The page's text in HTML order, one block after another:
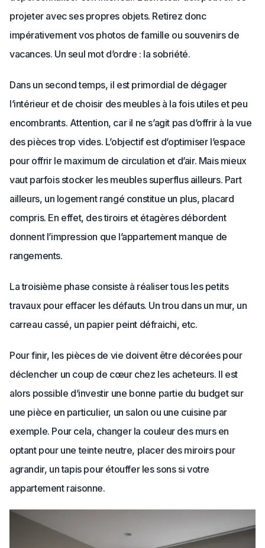
projeter avec ses propres objets. Retirez donc
impérativement vos photos de famille ou souvenirs de
vacances. Un seul mot d’ordre : la sobriété.
Dans un second temps, il est primordial de dégager
l’intérieur et de choisir des meubles à la fois utiles et peu
encombrants. Attention, car il ne s’agit pas d’offrir à la vue
des pièces trop vides. L’objectif est d’optimiser l’espace
pour offrir le maximum de circulation et d’air. Mais mieux
vaut parfois stocker les meubles superflus ailleurs. Part
ailleurs, un logement rangé constitue un plus, placard
compris. En effet, des tiroirs et étagères débordent
donnent l’impression que l’appartement manque de
rangements.
La troisième phase consiste à réaliser tous les petits
travaux pour effacer les défauts. Un trou dans un mur, un
carreau cassé, un papier peint défraichi, etc.
Pour finir, les pièces de vie doivent être décorées pour
déclencher un coup de cœur chez les acheteurs. Il est
alors possible d’investir une bonne partie du budget sur
une pièce en particulier, un salon ou une cuisine par
exemple. Pour cela, changer la couleur des murs en
optant pour une teinte neutre, placer des miroirs pour
agrandir, un tapis pour étouffer les sons si votre
appartement raisonne.